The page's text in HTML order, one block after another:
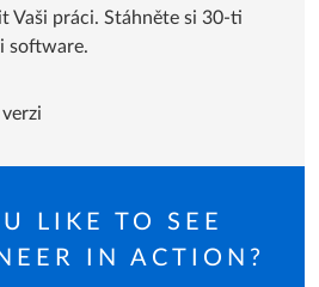
Vaši práci. Stáhněte si 30-ti
software.
LIKE TO SEE
IN ACTION?